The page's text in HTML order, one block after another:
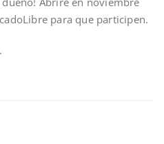
para que participen.